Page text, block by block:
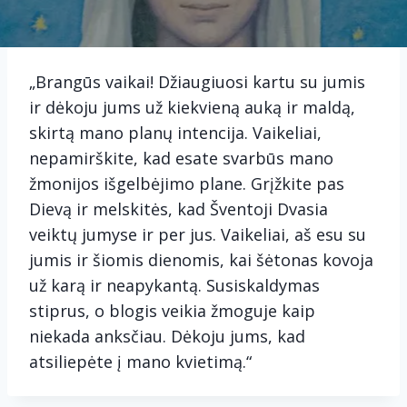
„Brangūs vaikai! Džiaugiuosi kartu su jumis
ir dėkoju jums už kiekvieną auką ir maldą,
skirtą mano planų intencija. Vaikeliai,
nepamirškite, kad esate svarbūs mano
žmonijos išgelbėjimo plane. Grįžkite pas
Dievą ir melskitės, kad Šventoji Dvasia
veiktų jumyse ir per jus. Vaikeliai, aš esu su
jumis ir šiomis dienomis, kai šėtonas kovoja
už karą ir neapykantą. Susiskaldymas
stiprus, o blogis veikia žmoguje kaip
niekada anksčiau. Dėkoju jums, kad
atsiliepėte į mano kvietimą.“